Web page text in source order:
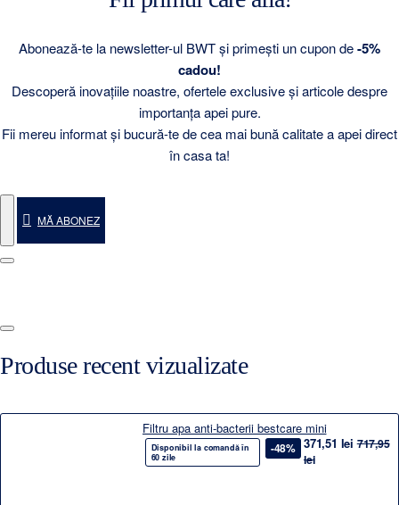
Abonează-te la newsletter-ul BWT și primești un cupon de-5%
cadou!
Descoperă inovațiile noastre, ofertele exclusive și articole despre
importanța apei pure.
Fii mereu informat și bucură-te de cea mai bună calitate a apei direct
în casa ta!
MĂ ABONEZ
Produse recent vizualizate
Filtru apa anti-bacterii bestcare mini
Disponibil la comandă în
60 zile
-48% 371,51 lei 717,95
lei